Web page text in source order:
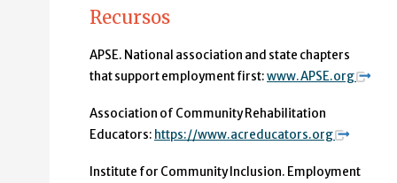
Recursos
APSE. National association and state chapters
that support employment first:www.APSE.org
Association of Community Rehabilitation
Educators: https://www.acreducators.org
Institute for Community Inclusion. Employment